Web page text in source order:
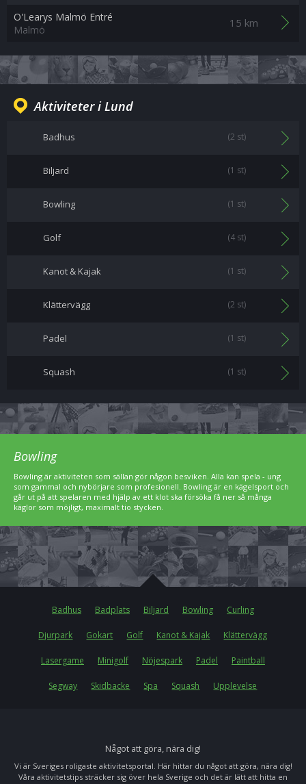
O'Learys Malmö Entré
Malmö
15 km
Aktiviteter i Lund
Badhus (2 st)
Biljard (1 st)
Bowling (1 st)
Golf (4 st)
Kanot & Kajak (1 st)
Klättervägg (2 st)
Padel (1 st)
Squash (1 st)
Bowling
Bowling är aktiviteten som sällan gör någon besviken. Alla kan spela - ung
som gammal och nybörjare som profesionell. Bowling är en kägelsport och
går ut på att spelaren med hjälp av ett klot ska försöka få ner så många
käglor som möjligt, maximalt tio stycken.
Badhus Badplats Biljard Bowling Curling
Djurpark Gokart Golf Kanot & Kajak Klättervägg
Lasergame Minigolf Nöjespark Padel Paintball
Segway Skidbacke Spa Squash Upplevelse
Något att göra, nära dig!
Vi är Sveriges roligaste aktivitetsportal. Här hittar du något att göra, nära dig!
Våra aktivitetstips sträcker sig över hela Sverige och det är lätt att hitta en